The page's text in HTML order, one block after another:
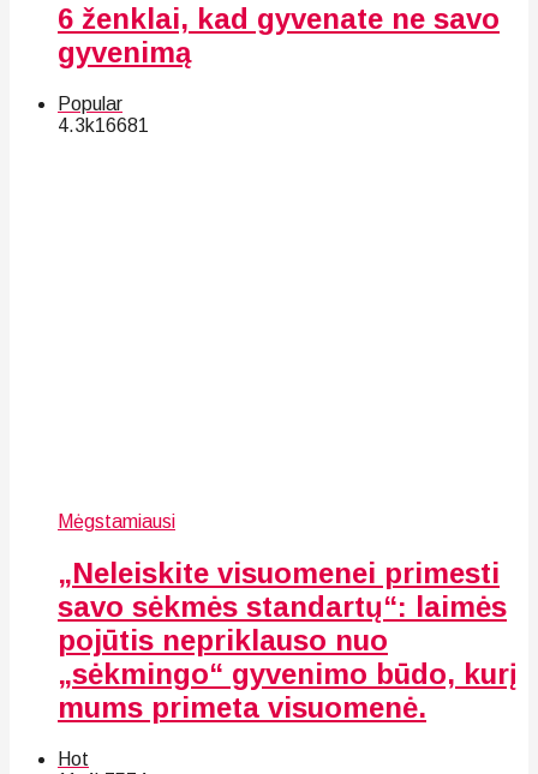
6 ženklai, kad gyvenate ne savo
gyvenimą
Popular
4.3k16681
Mėgstamiausi
„Neleiskite visuomenei primesti
savo sėkmės standartų“: laimės
pojūtis nepriklauso nuo
„sėkmingo“ gyvenimo būdo, kurį
mums primeta visuomenė.
Hot